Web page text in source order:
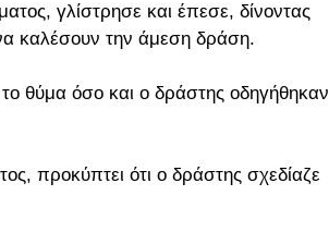
γλίστρησε και έπεσε, δίνοντας
καλέσουν την άμεση δράση.
θύμα όσο και ο δράστης οδηγήθηκαν
προκύπτει ότι ο δράστης σχεδίαζε